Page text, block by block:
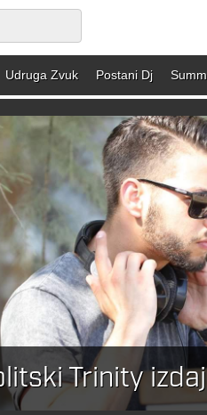
Udruga Zvuk Postani Dj
Trinity